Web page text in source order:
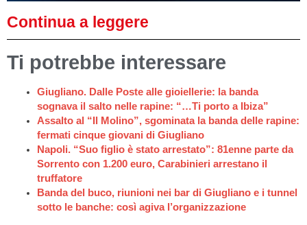
Continua a leggere
Ti potrebbe interessare
Giugliano. Dalle Poste alle gioiellerie: la banda
sognava il salto nelle rapine: “…Ti porto a Ibiza”
Assalto al “Il Molino”, sgominata la banda delle rapine:
fermati cinque giovani di Giugliano
Napoli. “Suo figlio è stato arrestato”: 81enne parte da
Sorrento con 1.200 euro, Carabinieri arrestano il
truffatore
Banda del buco, riunioni nei bar di Giugliano e i tunnel
sotto le banche: così agiva l’organizzazione